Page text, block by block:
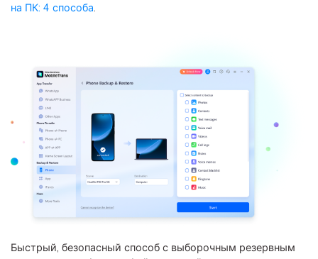
на ПК: 4 способа.
Быстрый, безопасный способ с выборочным резервным